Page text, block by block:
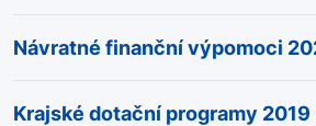
Návratné finanční výpomoci
Krajské dotační programy 2019